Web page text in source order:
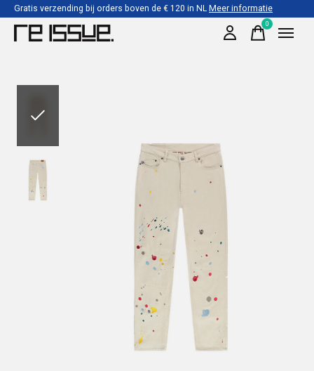
Gratis verzending bij orders boven de € 120 in NLMeer informatie
0items